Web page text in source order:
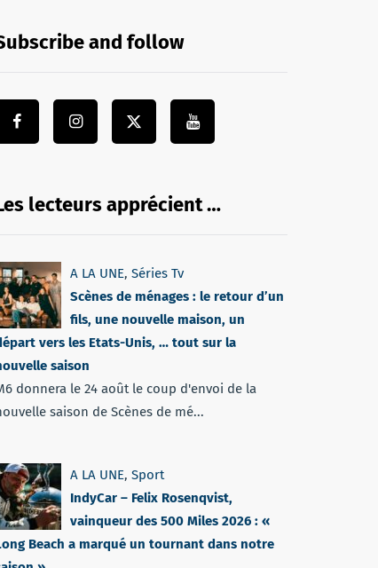
and follow
lecteurs apprécient …
A LA UNE, Séries Tv
Scènes de ménages : le retour d’un
fils, une nouvelle maison, un
vers les Etats-Unis, … tout sur la
saison
donnera le 24 août le coup d'envoi de la
saison de Scènes de mé...
A LA UNE, Sport
IndyCar – Felix Rosenqvist,
vainqueur des 500 Miles 2026 : «
Beach a marqué un tournant dans notre